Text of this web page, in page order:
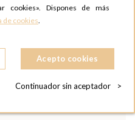
cookies». Dispones de más
de cookies.
Acepto cookies
Continuador sin aceptador >